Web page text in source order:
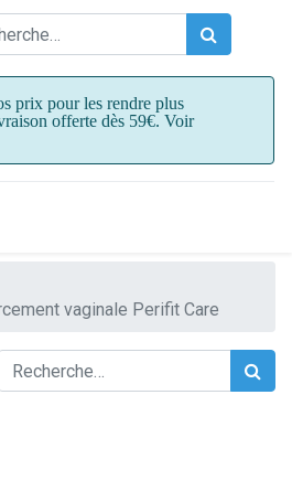
prix pour les rendre plus
offerte dès 59€. Voir
vaginale Perifit Care